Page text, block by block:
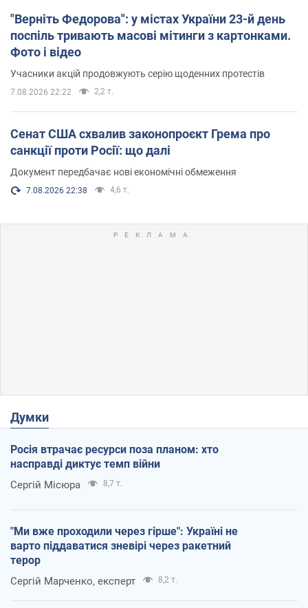
"Верніть Федорова": у містах України 23-й день
поспіль тривають масові мітинги з картонками.
Фото і відео
Учасники акцій продовжують серію щоденних протестів
7.08.2026 22:22 2,2 т.
Сенат США схвалив законопроєкт Грема про
санкції проти Росії: що далі
Документ передбачає нові економічні обмеження
7.08.2026 22:38 4,6 т.
Думки
Росія втрачає ресурси поза планом: хто
насправді диктує темп війни
Сергій Місюра 8,7 т.
"Ми вже проходили через гірше": Україні не
варто піддаватися зневірі через ракетний
терор
Сергій Марченко, експерт 8,2 т.